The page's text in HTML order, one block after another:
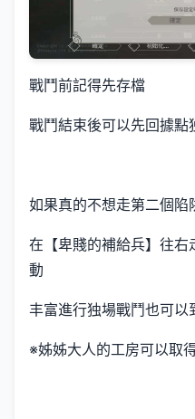
戰鬥前記得先存檔
戰鬥結束後可以先回據點
如果真的不想走第二個陷
在【卑賤的補給兵】往
動
丰富進行独場戰鬥也可
※姊姊大人的工房可以取